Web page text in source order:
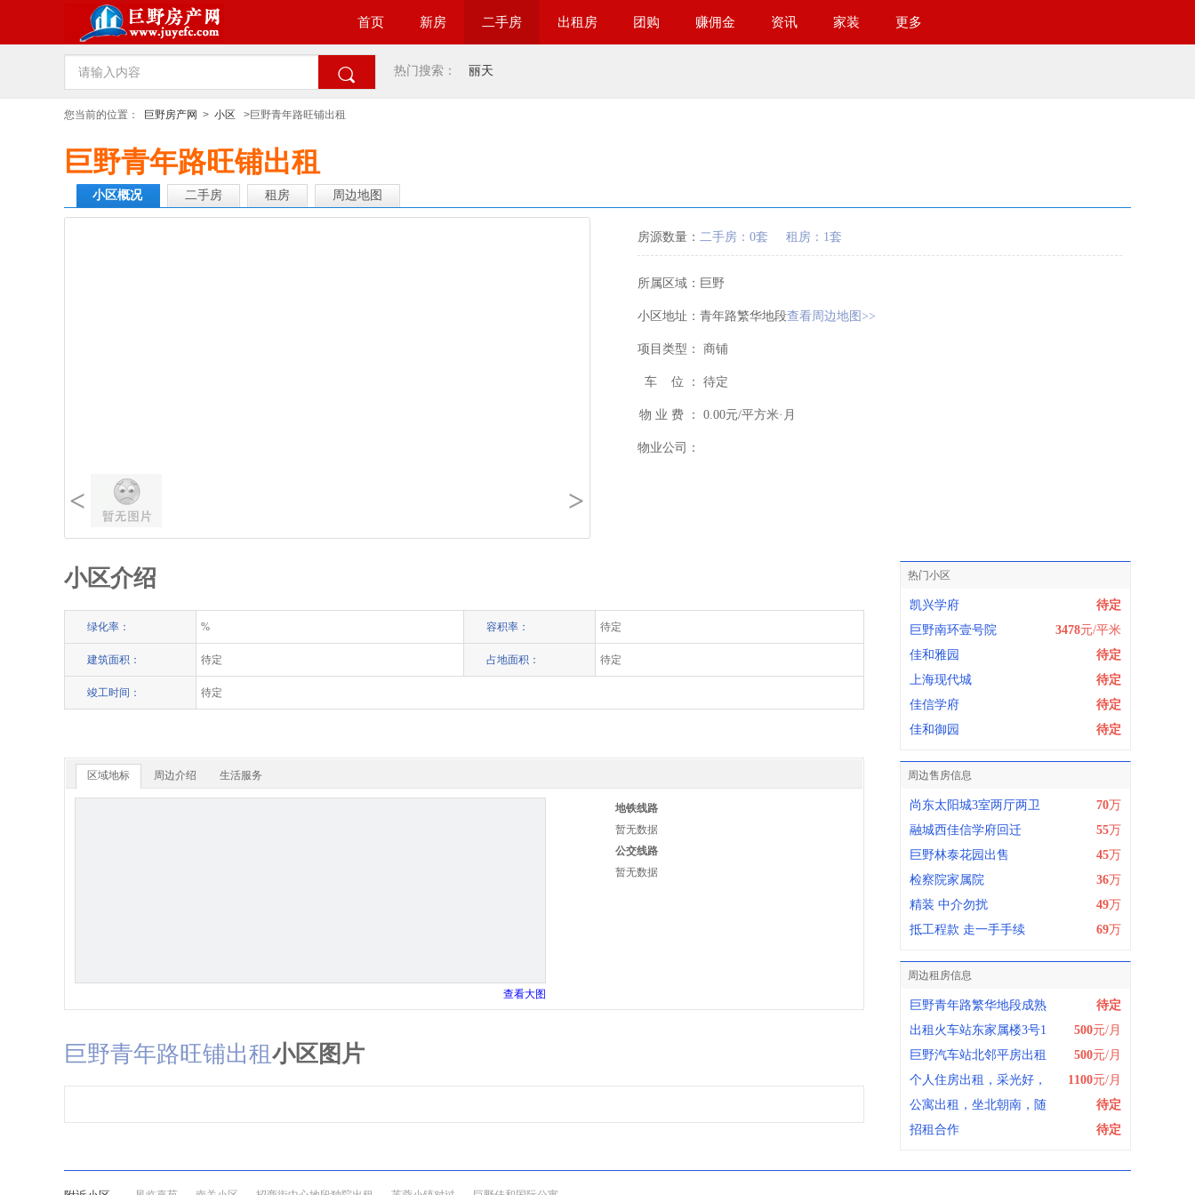
首页 新房 二手房 出租房 团购 赚佣金 资讯 家装 更多
 热门搜索： 丽天
您当前的位置： 巨野房产网 > 小区 >巨野青年路旺铺出租
巨野青年路旺铺出租
小区概况 二手房 租房 周边地图
< >
房源数量： 二手房：0套 租房：1套
所属区域： 巨野
小区地址： 青年路繁华地段查看周边地图>>
项目类型： 商铺
车 位 ： 待定
物 业 费 ： 0.00元/平方米·月
物业公司：
小区介绍
绿化率： % 容积率： 待定
建筑面积： 待定 占地面积： 待定
竣工时间： 待定
区域地标 周边介绍 生活服务
查看大图
地铁线路
暂无数据
公交线路
暂无数据
巨野青年路旺铺出租 小区图片
热门小区
待定
凯兴学府
3478元/平米
巨野南环壹号院
待定
佳和雅园
待定
上海现代城
待定
佳信学府
待定
佳和御园
周边售房信息
70万
尚东太阳城3室两厅两卫
55万
融城西佳信学府回迁
45万
巨野林泰花园出售
36万
检察院家属院
49万
精装 中介勿扰
69万
抵工程款 走一手手续
周边租房信息
待定
巨野青年路繁华地段成熟
500元/月
出租火车站东家属楼3号1
500元/月
巨野汽车站北邻平房出租
1100元/月
个人住房出租，采光好，
待定
公寓出租，坐北朝南，随
待定
招租合作